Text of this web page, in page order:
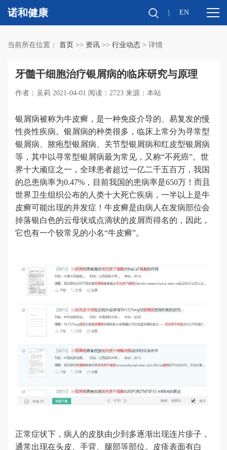
诺和健康 EN
当前所在位置： 首页 >> 资讯 >> 行业动态 > 详情
牙髓干细胞治疗银屑病的临床研究与原理
作者：吴莉 2021-04-01 阅读：2723 来源：本站
银屑病被称为牛皮癣，是一种免疫介导的、易复发的慢
性炎性疾病。银屑病的种类很多，临床上常分为寻常型
银屑病、脓疱型银屑病、关节型银屑病和红皮型银屑病
等，其中以寻常型银屑病最为常见，又称“不死癌”。世
界十大顽症之一，全球患者超过一亿二千五百万，我国
的总患病率为0.47%，目前我国的患病率是650万！而且
世界卫生组织公布的人类十大死亡疾病，一半以上是牛
皮癣可能出现的并发症！牛皮癣是由病人在发病部位会
掉落银白色的云母状或点滴状的皮屑而得名的，因此，
它也有一个较常见的小名“牛皮癣”。
正常症状下，病人的皮肤由少到多逐渐出现连片疹子，
通常出现在头皮、手背、腿部等部位。皮疹表面有白